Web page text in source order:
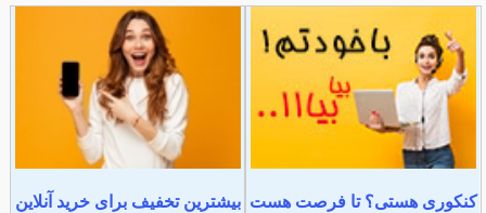
کنکوری هستی؟ تا فرصت هست بیشترین تخفیف برای خرید آنلاین